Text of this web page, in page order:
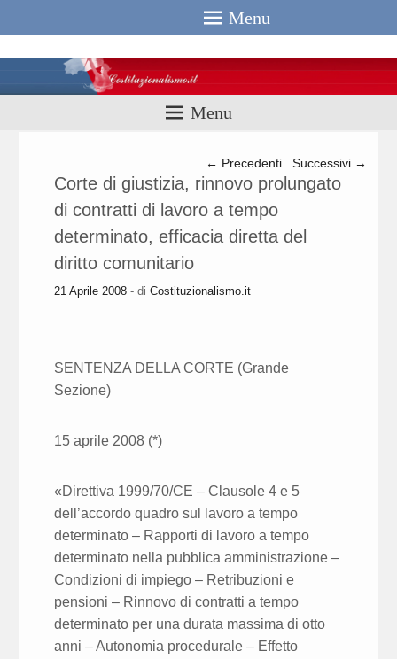
Menu
Menu
Navigazione articolo
← Precedenti Successivi →
Corte di giustizia, rinnovo prolungato
di contratti di lavoro a tempo
determinato, efficacia diretta del
diritto comunitario
21 Aprile 2008 - di Costituzionalismo.it
SENTENZA DELLA CORTE (Grande
Sezione)
15 aprile 2008 (*)
«Direttiva 1999/70/CE – Clausole 4 e 5
dell’accordo quadro sul lavoro a tempo
determinato – Rapporti di lavoro a tempo
determinato nella pubblica amministrazione –
Condizioni di impiego – Retribuzioni e
pensioni – Rinnovo di contratti a tempo
determinato per una durata massima di otto
anni – Autonomia procedurale – Effetto